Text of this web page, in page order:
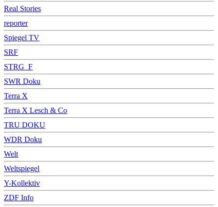
Real Stories
reporter
Spiegel TV
SRF
STRG_F
SWR Doku
Terra X
Terra X Lesch & Co
TRU DOKU
WDR Doku
Welt
Weltspiegel
Y-Kollektiv
ZDF Info